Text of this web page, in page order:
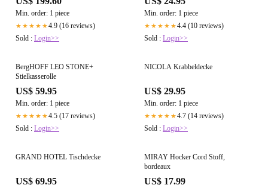
Min. order: 1 piece
★★★★★4.9 (16 reviews)
Sold : Login>>
Min. order: 1 piece
★★★★★4.4 (10 reviews)
Sold : Login>>
BergHOFF LEO STONE+
Stielkasserolle
US$ 59.95
Min. order: 1 piece
★★★★★4.5 (17 reviews)
Sold : Login>>
NICOLA Krabbeldecke
US$ 29.95
Min. order: 1 piece
★★★★★4.7 (14 reviews)
Sold : Login>>
GRAND HOTEL Tischdecke
US$ 69.95
MIRAY Hocker Cord Stoff,
bordeaux
US$ 17.99